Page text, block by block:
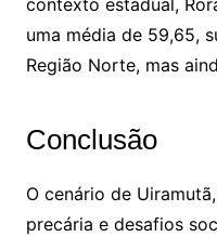
contexto estadual,
uma média de 59,65,
Região Norte, mas
Conclusão
O cenário de
precária e desafios